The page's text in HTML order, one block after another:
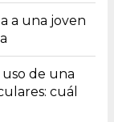
a una joven
uso de una
cuál